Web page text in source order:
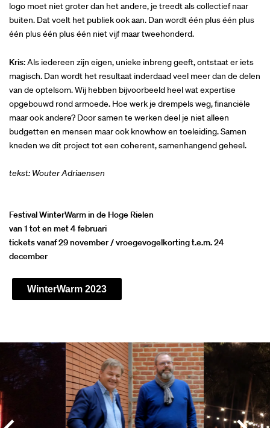
logo moet niet groter dan het andere, je treedt als collectief naar
buiten. Dat voelt het publiek ook aan. Dan wordt één plus één plus
één plus één plus één niet vijf maar tweehonderd.
Kris: Als iedereen zijn eigen, unieke inbreng geeft, ontstaat er iets
magisch. Dan wordt het resultaat inderdaad veel meer dan de delen
van de optelsom. Wij hebben bijvoorbeeld heel wat expertise
opgebouwd rond armoede. Hoe werk je drempels weg, financiële
maar ook andere? Door samen te werken deel je niet alleen
budgetten en mensen maar ook knowhow en toeleiding. Samen
kneden we dit project tot een coherent, samenhangend geheel.
tekst: Wouter Adriaensen
Festival WinterWarm in de Hoge Rielen
van 1 tot en met 4 februari
tickets vanaf 29 november /vroegevogelkorting t.e.m. 24
december
WinterWarm 2023
Overslaan